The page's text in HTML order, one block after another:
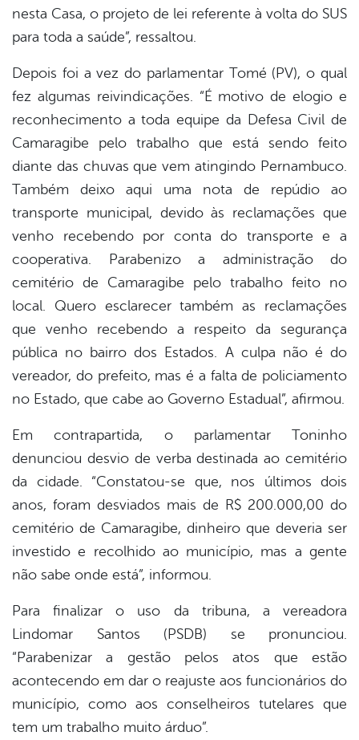
nesta Casa, o projeto de lei referente à volta do SUS
para toda a saúde”, ressaltou.
Depois foi a vez do parlamentar Tomé (PV), o qual
fez algumas reivindicações. “É motivo de elogio e
reconhecimento a toda equipe da Defesa Civil de
Camaragibe pelo trabalho que está sendo feito
diante das chuvas que vem atingindo Pernambuco.
Também deixo aqui uma nota de repúdio ao
transporte municipal, devido às reclamações que
venho recebendo por conta do transporte e a
cooperativa. Parabenizo a administração do
cemitério de Camaragibe pelo trabalho feito no
local. Quero esclarecer também as reclamações
que venho recebendo a respeito da segurança
pública no bairro dos Estados. A culpa não é do
vereador, do prefeito, mas é a falta de policiamento
no Estado, que cabe ao Governo Estadual”, afirmou.
Em contrapartida, o parlamentar Toninho
denunciou desvio de verba destinada ao cemitério
da cidade. “Constatou-se que, nos últimos dois
anos, foram desviados mais de R$ 200.000,00 do
cemitério de Camaragibe, dinheiro que deveria ser
investido e recolhido ao município, mas a gente
não sabe onde está”, informou.
Para finalizar o uso da tribuna, a vereadora
Lindomar Santos (PSDB) se pronunciou.
“Parabenizar a gestão pelos atos que estão
acontecendo em dar o reajuste aos funcionários do
município, como aos conselheiros tutelares que
tem um trabalho muito árduo”.